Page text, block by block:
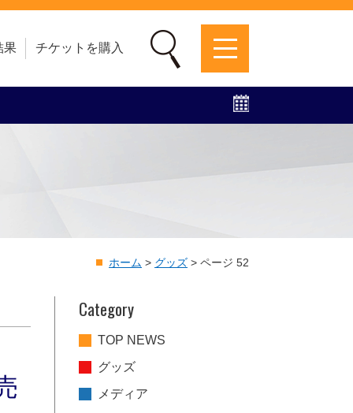
果 チケットを購入
ホーム > グッズ > ページ 52
Category
TOP NEWS
グッズ
メディア